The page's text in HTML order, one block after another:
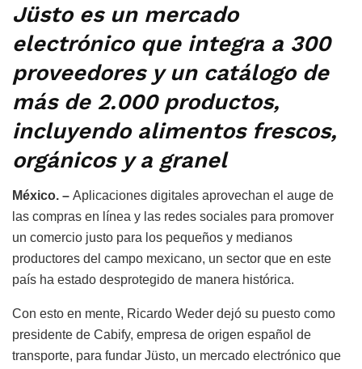
Jüsto es un mercado
electrónico que integra a 300
proveedores y un catálogo de
más de 2.000 productos,
incluyendo alimentos frescos,
orgánicos y a granel
México. – Aplicaciones digitales aprovechan el auge de
las compras en línea y las redes sociales para promover
un comercio justo para los pequeños y medianos
productores del campo mexicano, un sector que en este
país ha estado desprotegido de manera histórica.
Con esto en mente, Ricardo Weder dejó su puesto como
presidente de Cabify, empresa de origen español de
transporte, para fundar Jüsto, un mercado electrónico que